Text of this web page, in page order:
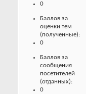
0
Баллов за
оценки тем
(полученные):
0
Баллов за
сообщения
посетителей
(отданных):
0